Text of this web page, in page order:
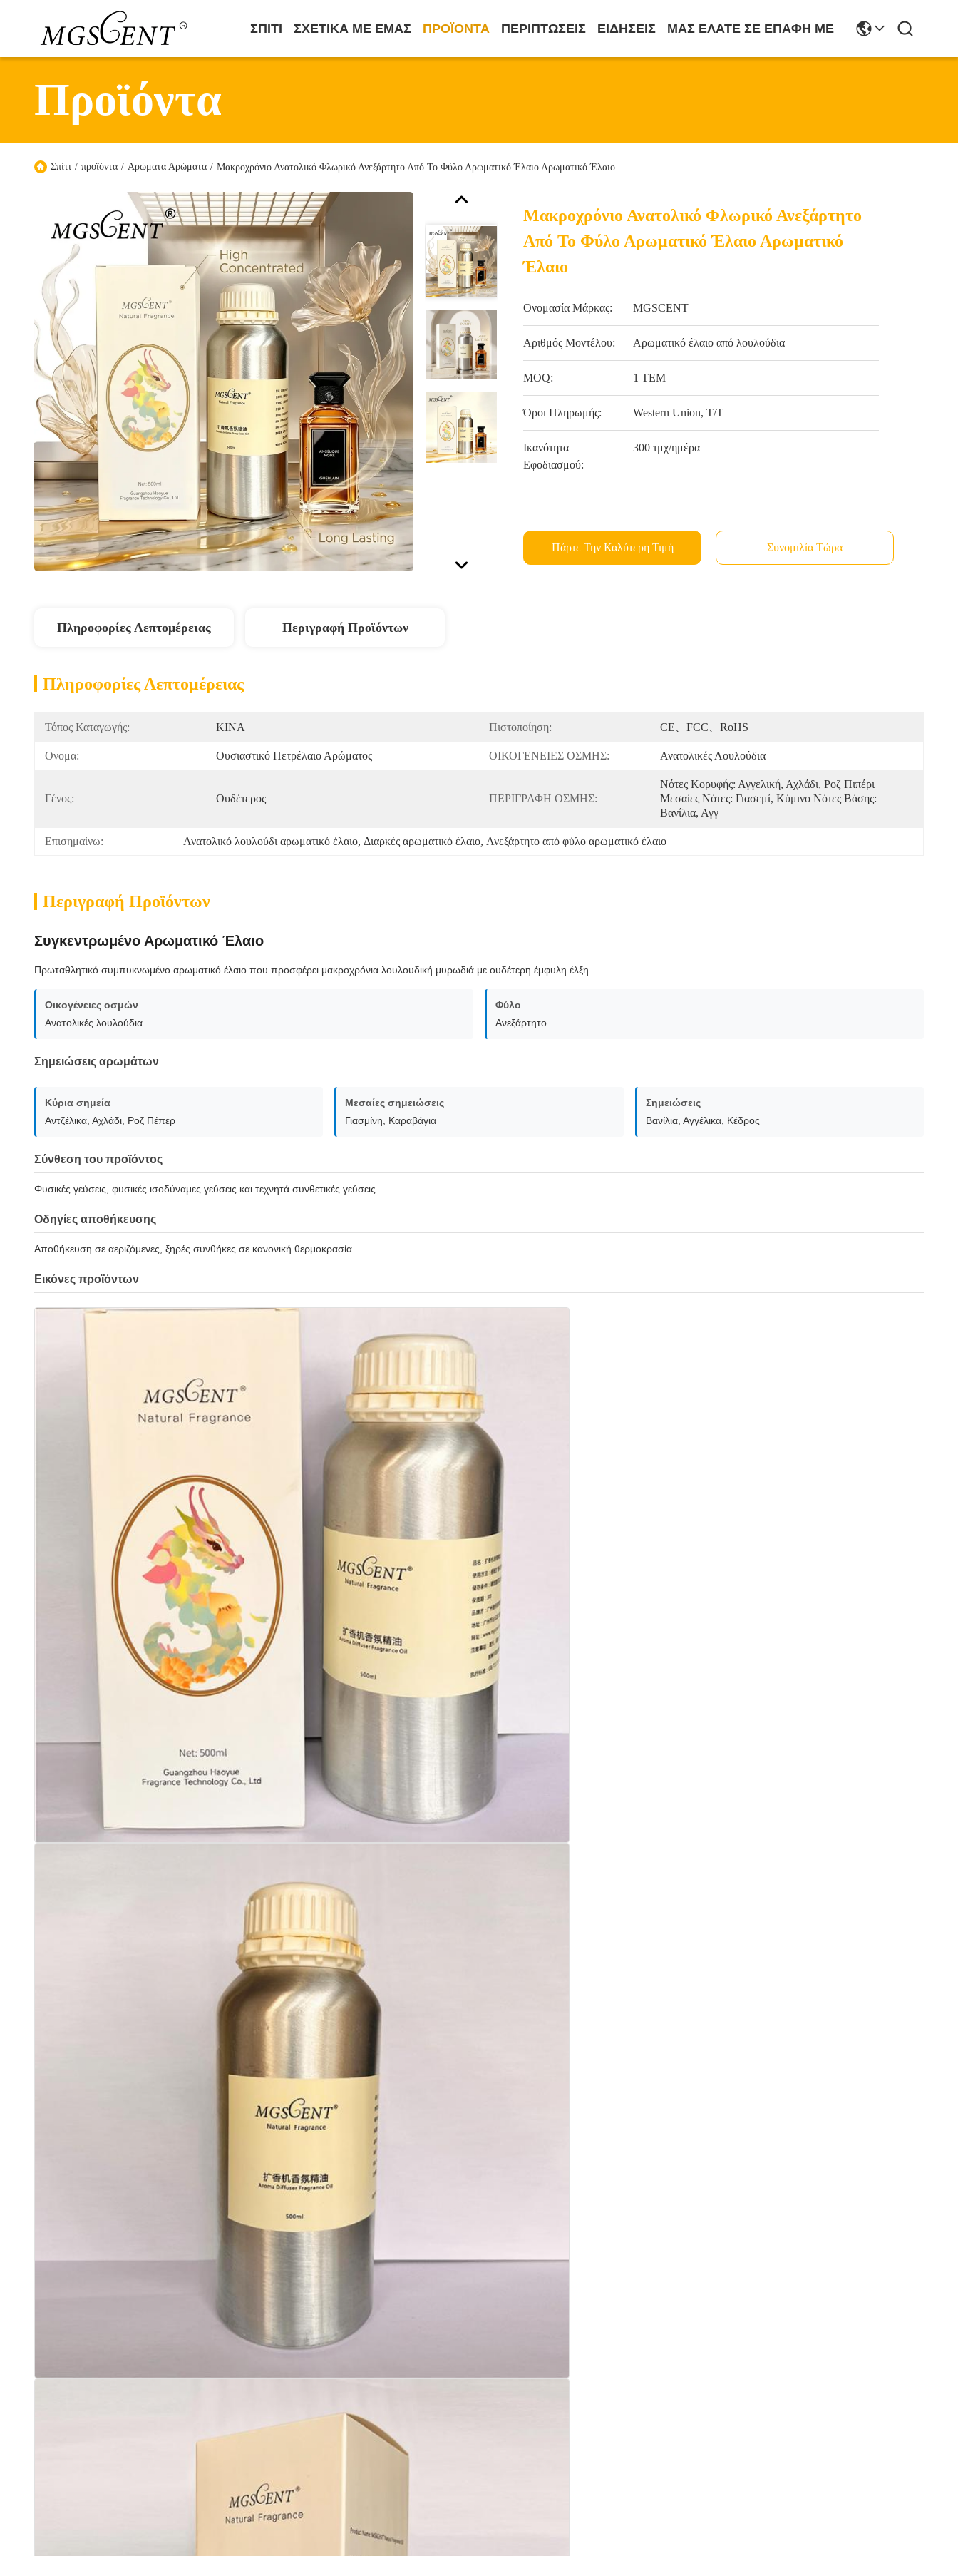
ΣΠΊΤΙ ΣΧΕΤΙΚΆ ΜΕ ΕΜΆΣ ΠΡΟΪΌΝΤΑ ΠΕΡΙΠΤΏΣΕΙΣ ΕΙΔΉΣΕΙΣ ΜΑΣ ΕΛΆΤΕ ΣΕ ΕΠΑΦΉ ΜΕ
Προϊόντα
Σπίτι / προϊόντα / Αρώματα Αρώματα / Μακροχρόνιο Ανατολικό Φλωρικό Ανεξάρτητο Από Το Φύλο Αρωματικό Έλαιο Αρωματικό Έλαιο
Μακροχρόνιο Ανατολικό Φλωρικό Ανεξάρτητο
Από Το Φύλο Αρωματικό Έλαιο Αρωματικό
Έλαιο
Ονομασία Μάρκας: MGSCENT
Αριθμός Μοντέλου: Αρωματικό έλαιο από λουλούδια
MOQ: 1 ΤΕΜ
Όροι Πληρωμής: Western Union, T/T
Ικανότητα
Εφοδιασμού:
300 τμχ/ημέρα
Πάρτε Την Καλύτερη Τιμή Συνομιλία Τώρα
Πληροφορίες Λεπτομέρειας Περιγραφή Προϊόντων
Πληροφορίες Λεπτομέρειας
Τόπος Καταγωγής: ΚΙΝΑ Πιστοποίηση: CE、FCC、RoHS
Ονομα: Ουσιαστικό Πετρέλαιο Αρώματος ΟΙΚΟΓΕΝΕΙΕΣ ΟΣΜΗΣ: Ανατολικές Λουλούδια
Γένος: Ουδέτερος ΠΕΡΙΓΡΑΦΗ ΟΣΜΗΣ:
Νότες Κορυφής: Αγγελική, Αχλάδι, Ροζ Πιπέρι
Μεσαίες Νότες: Γιασεμί, Κύμινο Νότες Βάσης:
Βανίλια, Αγγ
Επισημαίνω: Ανατολικό λουλούδι αρωματικό έλαιο, Διαρκές αρωματικό έλαιο, Ανεξάρτητο από φύλο αρωματικό έλαιο
Περιγραφή Προϊόντων
Συγκεντρωμένο Αρωματικό Έλαιο
Πρωταθλητικό συμπυκνωμένο αρωματικό έλαιο που προσφέρει μακροχρόνια λουλουδική μυρωδιά με ουδέτερη έμφυλη έλξη.
Οικογένειες οσμών
Ανατολικές λουλούδια
Φύλο
Ανεξάρτητο
Σημειώσεις αρωμάτων
Κύρια σημεία
Αντζέλικα, Αχλάδι, Ροζ Πέπερ
Μεσαίες σημειώσεις
Γιασμίνη, Καραβάγια
Σημειώσεις
Βανίλια, Αγγέλικα, Κέδρος
Σύνθεση του προϊόντος
Φυσικές γεύσεις, φυσικές ισοδύναμες γεύσεις και τεχνητά συνθετικές γεύσεις
Οδηγίες αποθήκευσης
Αποθήκευση σε αεριζόμενες, ξηρές συνθήκες σε κανονική θερμοκρασία
Εικόνες προϊόντων